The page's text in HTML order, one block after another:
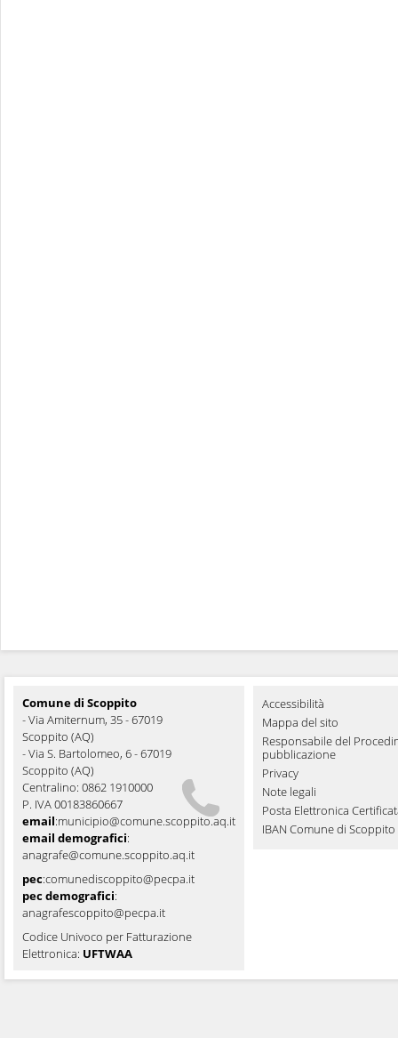
Comune di Scoppito
- Via Amiternum, 35 - 67019
Scoppito (AQ)
- Via S. Bartolomeo, 6 - 67019
Scoppito (AQ)
Centralino: 0862 1910000
P. IVA 00183860667
email:municipio@comune.scoppito.aq.it
email demografici:
anagrafe@comune.scoppito.aq.it
pec:comunediscoppito@pecpa.it
pec demografici:
anagrafescoppito@pecpa.it
Codice Univoco per Fatturazione
Elettronica: UFTWAA
Accessibilità
Mappa del sito
Responsabile del
pubblicazione
Privacy
Note legali
Posta Elettronica
IBAN Comune di Scoppito